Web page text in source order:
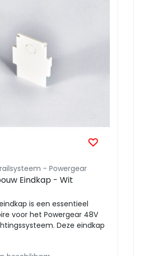
railsysteem - Powergear
Eindkap - Wit
is een essentieel
voor het Powergear 48V
Deze eindkap